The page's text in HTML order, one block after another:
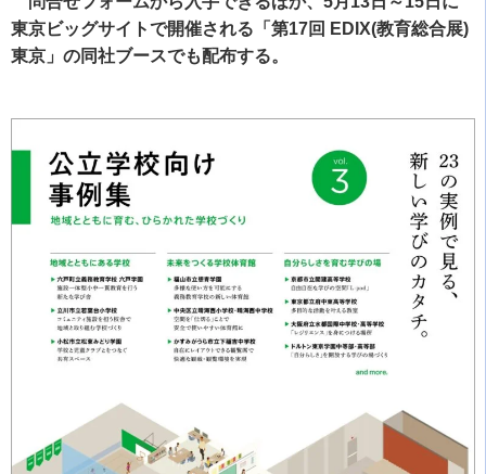
東京ビッグサイトで開催される「第17回 EDIX(教育総合展)
東京」の同社ブースでも配布する。